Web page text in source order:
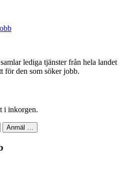
lediga tjänster från hela landet
för den som söker jobb.
i inkorgen.
Anmäl …